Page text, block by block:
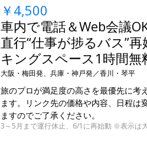
￥4,500
車内で電話＆Web会議
直行“仕事が捗るバス”
キングスペース1時間無
大阪・梅田発、兵庫・神戸発／香川・琴平
旅のプロが満足度の高さを最優先に考
ます。リンク先の価格や内容、日程は
ますのでご了承ください。